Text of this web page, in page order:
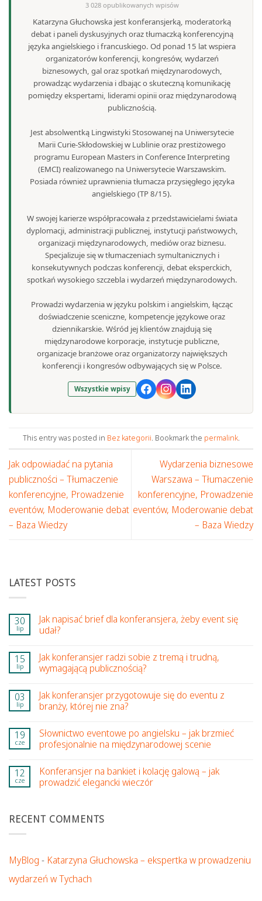
3 028 opublikowanych wpisów
Katarzyna Głuchowska jest konferansjerką, moderatorką
debat i paneli dyskusyjnych oraz tłumaczką konferencyjną
języka angielskiego i francuskiego. Od ponad 15 lat wspiera
organizatorów konferencji, kongresów, wydarzeń
biznesowych, gal oraz spotkań międzynarodowych,
prowadząc wydarzenia i dbając o skuteczną komunikację
pomiędzy ekspertami, liderami opinii oraz międzynarodową
publicznością.
Jest absolwentką Lingwistyki Stosowanej na Uniwersytecie
Marii Curie-Skłodowskiej w Lublinie oraz prestiżowego
programu European Masters in Conference Interpreting
(EMCI) realizowanego na Uniwersytecie Warszawskim.
Posiada również uprawnienia tłumacza przysięgłego języka
angielskiego (TP 8/15).
W swojej karierze współpracowała z przedstawicielami świata
dyplomacji, administracji publicznej, instytucji państwowych,
organizacji międzynarodowych, mediów oraz biznesu.
Specjalizuje się w tłumaczeniach symultanicznych i
konsekutywnych podczas konferencji, debat eksperckich,
spotkań wysokiego szczebla i wydarzeń międzynarodowych.
Prowadzi wydarzenia w języku polskim i angielskim, łącząc
doświadczenie sceniczne, kompetencje językowe oraz
dziennikarskie. Wśród jej klientów znajdują się
międzynarodowe korporacje, instytucje publiczne,
organizacje branżowe oraz organizatorzy największych
konferencji i kongresów odbywających się w Polsce.
Wszystkie wpisy
This entry was posted in Bez kategorii. Bookmark the permalink.
Jak odpowiadać na pytania
publiczności – Tłumaczenie
konferencyjne, Prowadzenie
eventów, Moderowanie debat
– Baza Wiedzy
Wydarzenia biznesowe
Warszawa – Tłumaczenie
konferencyjne, Prowadzenie
eventów, Moderowanie debat
– Baza Wiedzy
LATEST POSTS
30
lip
Jak napisać brief dla konferansjera, żeby event się
udał?
15
lip
Jak konferansjer radzi sobie z tremą i trudną,
wymagającą publicznością?
03
lip
Jak konferansjer przygotowuje się do eventu z
branży, której nie zna?
19
cze
Słownictwo eventowe po angielsku – jak brzmieć
profesjonalnie na międzynarodowej scenie
12
cze
Konferansjer na bankiet i kolację galową – jak
prowadzić elegancki wieczór
RECENT COMMENTS
MyBlog - Katarzyna Głuchowska – ekspertka w prowadzeniu
wydarzeń w Tychach